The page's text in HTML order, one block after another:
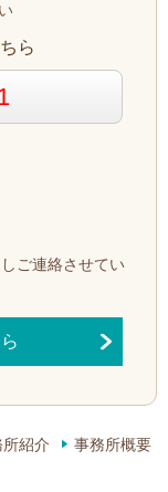
ら
ご連絡させてい
紹介 事務所概要